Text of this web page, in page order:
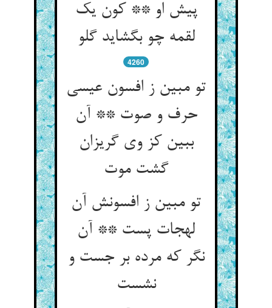
پیش او ** کون یک
لقمه چو بگشاید گلو
4260
تو مبین ز افسون عیسی
حرف و صوت ** آن
ببین کز وی گریزان
گشت موت
تو مبین ز افسونش آن
لهجات پست ** آن
نگر که مرده بر جست و
نشست